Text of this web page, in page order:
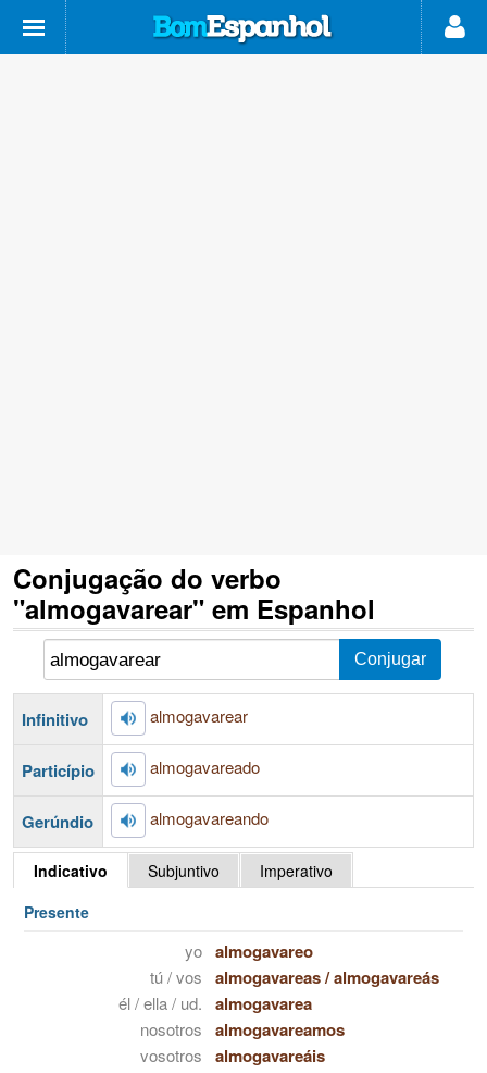
Conjugação do verbo
"almogavarear" em Espanhol
Infinitivo almogavarear
Particípio almogavareado
Gerúndio almogavareando
Indicativo Subjuntivo
Imperativo
Presente
yo almogavareo
tú / vos almogavareas/almogavareás
él / ella / ud. almogavarea
nosotros almogavareamos
vosotros almogavareáis